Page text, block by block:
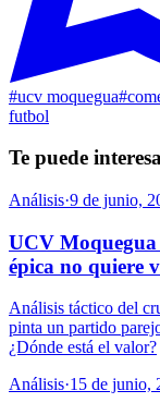
#ucv moquegua#
futbol
Te puede
Análisis·9 de junio,
UCV Moquegua
épica no quiere
Análisis táctico del
pinta un partido
¿Dónde está el valor?
Análisis·15 de junio,